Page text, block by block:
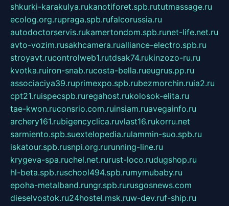
shkurki-karakulya.rukanotiforet.spb.rututmassage.ru
ecolog.org.rupraga.spb.rufalcorussia.ru
autodoctorservis.rukamertondom.spb.runet-life.net.ru
avto-vozim.rusakhcamera.rualliance-electro.spb.ru
stroyavt.rucontrolweb1.rutdsak74.rukinzozo-ru.ru
kvotka.ruiron-snab.rucosta-bella.rueugrus.pp.ru
associaciya39.ruprimexpo.spb.rubezmorchin.ruia2.ru
cpt21.ruispecspb.ruregahost.rukolosok-elita.ru
tae-kwon.ruconsrio.com.ruinsiam.ruavegainfo.ru
archery161.rubigencyclica.ruvlast16.rukorru.net
sarmiento.spb.suextelopedia.rulammin-suo.spb.ru
iskatour.spb.rusnpi.org.rurunning-line.ru
krygeva-spa.ruchel.net.rurust-loco.rudugshop.ru
hl-beta.spb.ruschool494.spb.rumymubaby.ru
epoha-metalband.rungr.spb.rurusgosnews.com
dieselvostok.ru24hostel.msk.ruw-dev.ruf-ship.ru